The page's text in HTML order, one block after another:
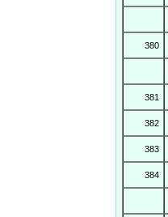
380
381
382
383
384